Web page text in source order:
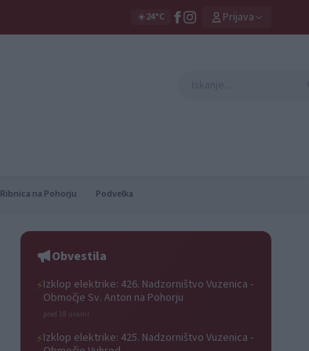
☀️24°C Prijava
Ribnica na Pohorju Podvelka
Obvestila
⚡Izklop elektrike: 426. Nadzorništvo Vuzenica -
Območje Sv. Anton na Pohorju
pred 18 urami
⚡Izklop elektrike: 425. Nadzorništvo Vuzenica -